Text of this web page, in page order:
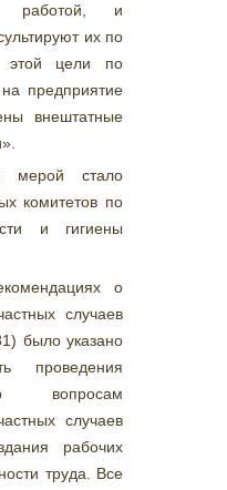
работой, и
их по
этой цели по
предприятие
внештатные
мерой стало
комитетов по
и гигиены
о
случаев
было указано
проведения
вопросам
случаев
рабочих
труда. Все